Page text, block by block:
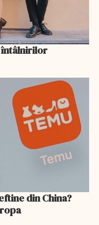
întâlnirilor
din China?